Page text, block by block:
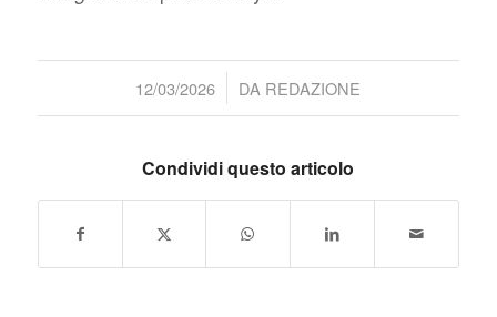
12/03/2026
/ DA REDAZIONE
Condividi questo articolo